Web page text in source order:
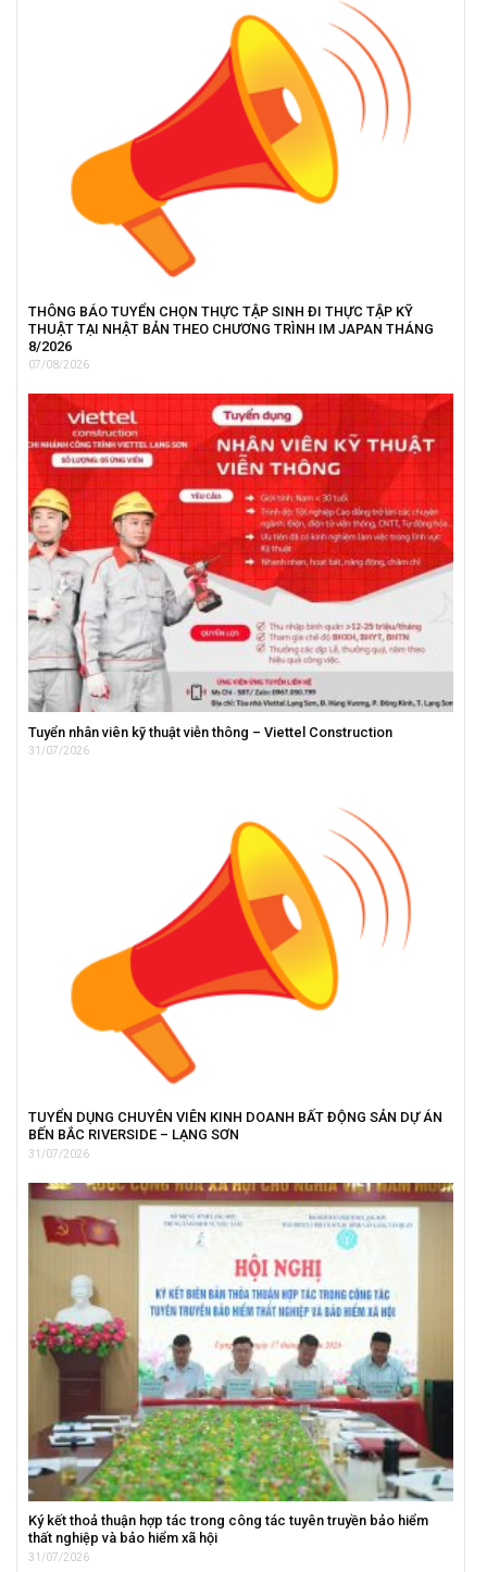
THÔNG BÁO TUYỂN CHỌN THỰC TẬP SINH ĐI THỰC TẬP KỸ
THUẬT TẠI NHẬT BẢN THEO CHƯƠNG TRÌNH IM JAPAN THÁNG
8/2026
07/08/2026
Tuyển nhân viên kỹ thuật viễn thông – Viettel Construction
31/07/2026
TUYỂN DỤNG CHUYÊN VIÊN KINH DOANH BẤT ĐỘNG SẢN DỰ ÁN
BẾN BẮC RIVERSIDE – LẠNG SƠN
31/07/2026
Ký kết thoả thuận hợp tác trong công tác tuyên truyền bảo hiểm
thất nghiệp và bảo hiểm xã hội
31/07/2026